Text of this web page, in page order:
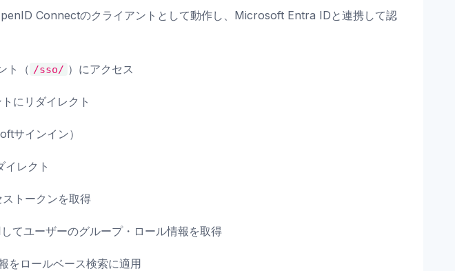
Connectのクライアントとして動作し、Microsoft Entra IDと連携して認
ト（ /sso/ ）にアクセス
にリダイレクト
サインイン）
レクト
トークンを取得
てユーザーのグループ・ロール情報を取得
をロールベース検索に適用